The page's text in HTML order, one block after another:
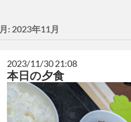
月: 2023年11月
2023/11/30 21:08
本日の夕食